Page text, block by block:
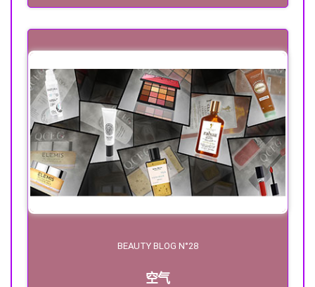
BEAUTY BLOG N°28
空气